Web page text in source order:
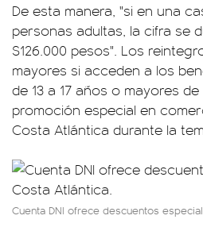
De esta manera, "si en una
personas adultas, la cifra se
$126.000 pesos". Los
mayores si acceden a los
de 13 a 17 años o mayores
promoción especial en
Costa Atlántica durante la
Cuenta DNI ofrece descuentos